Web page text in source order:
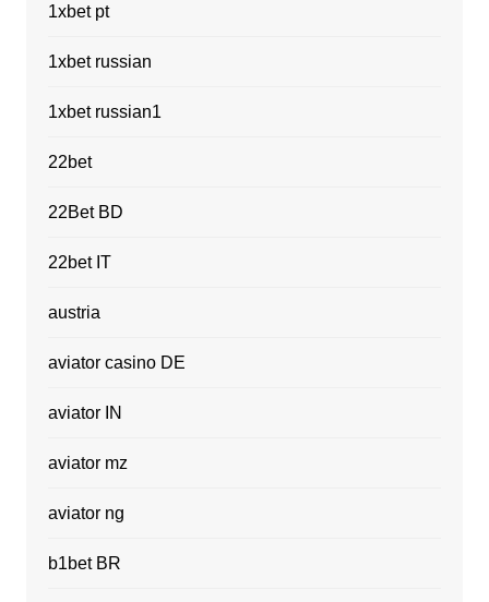
1xbet pt
1xbet russian
1xbet russian1
22bet
22Bet BD
22bet IT
austria
aviator casino DE
aviator IN
aviator mz
aviator ng
b1bet BR